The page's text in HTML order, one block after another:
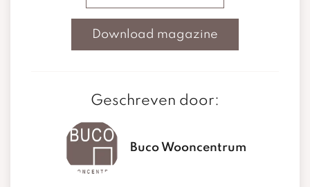
Download magazine
Geschreven door:
Buco Wooncentrum